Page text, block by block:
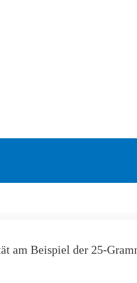
am Beispiel der 25-